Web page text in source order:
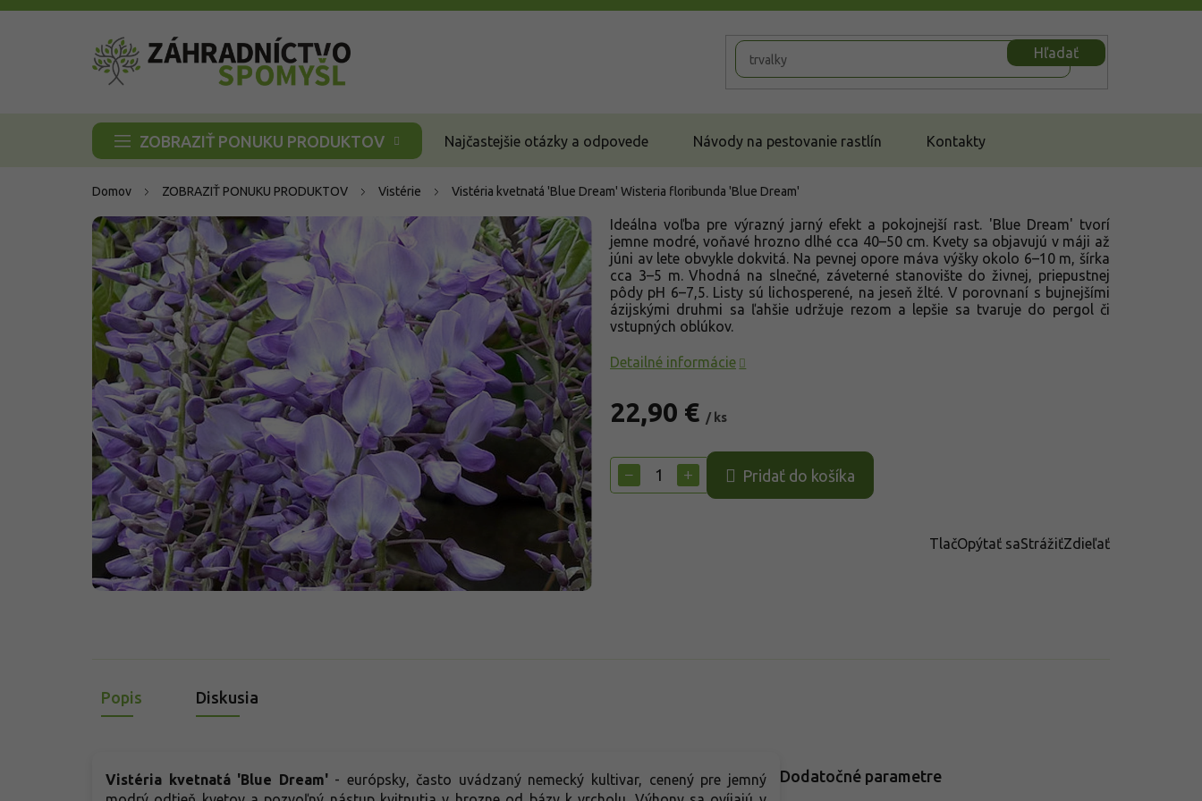
Prejsť
Hľadať
ZOBRAZIŤ PONUKU PRODUKTOV Najčastejšie otázky a odpovede Návody na pestovanie rastlín Kontakty
Domov ZOBRAZIŤ PONUKU PRODUKTOV Vistérie Vistéria kvetnatá 'Blue Dream' Wisteria floribunda 'Blue Dream'
22,90 € / ks
cena:
+
− Pridať do košíka
Ideálna voľba pre výrazný jarný efekt a pokojnejší rast. 'Blue Dream' tvorí
jemne modré, voňavé hrozno dlhé cca 40–50 cm. Kvety sa objavujú v máji až
júni av lete obvykle dokvitá. Na pevnej opore máva výšky okolo 6–10 m, šírka
cca 3–5 m. Vhodná na slnečné, záveterné stanovište do živnej, priepustnej
pôdy pH 6–7,5. Listy sú lichosperené, na jeseň žlté. V porovnaní s bujnejšími
ázijskými druhmi sa ľahšie udržuje rezom a lepšie sa tvaruje do pergol či
vstupných oblúkov.
Detailné informácie
TlačOpýtať saStrážiťZdieľať
Popis Diskusia
Vistéria kvetnatá 'Blue Dream'- európsky, často uvádzaný nemecký kultivar, cenený pre jemný
Dodatočné parametre